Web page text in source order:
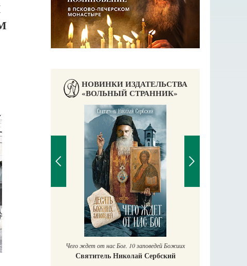
НОВИНКИ ИЗДАТЕЛЬСТВА
«ВОЛЬНЫЙ СТРАННИК»
Научись у
Чего ждет от нас Бог. 10 заповедей Божиих
Святитель Николай Сербский